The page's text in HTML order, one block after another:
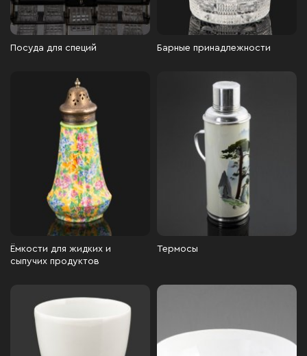
Посуда для специй Барные принадлежности
Ёмкости для жидких и
сыпучих продуктов
Термосы